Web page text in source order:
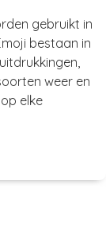
gebruikt in
bestaan in
weer en
elke